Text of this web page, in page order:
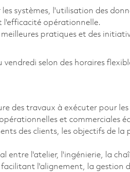
systèmes, l'utilisation des
l'efficacité opérationnelle.
pratiques et des
selon des horaires
des travaux à exécuter pour
et commerciales
des clients, les objectifs de
entre l'atelier, l'ingénierie, la
l'alignement, la gestion